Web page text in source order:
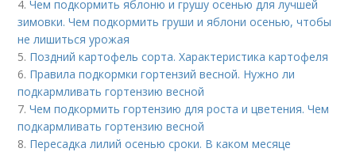
4.Чем подкормить яблоню и грушу осенью для лучшей
зимовки. Чем подкормить груши и яблони осенью, чтобы
не лишиться урожая
5. Поздний картофель сорта. Характеристика картофеля
6. Правила подкормки гортензий весной. Нужно ли
подкармливать гортензию весной
7.Чем подкормить гортензию для роста и цветения. Чем
подкармливать гортензию весной
8. Пересадка лилий осенью сроки. В каком месяце